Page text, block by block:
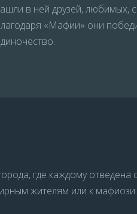
в ней друзей, любимых,
«Мафии» они
где каждому отведена
жителям или к мафиози.